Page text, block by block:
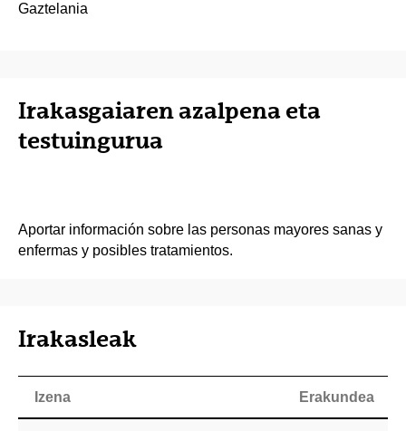
Gaztelania
Irakasgaiaren azalpena eta
testuingurua
Aportar información sobre las personas mayores sanas y
enfermas y posibles tratamientos.
Irakasleak
Izena Erakundea